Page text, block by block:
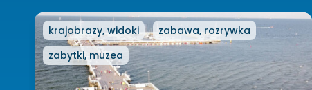
krajobrazy, widoki
zabawa, rozrywka
zabytki, muzea